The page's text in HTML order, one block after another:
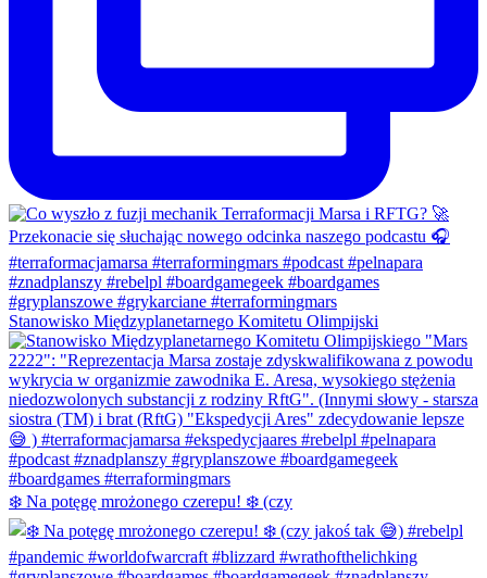
Stanowisko Międzyplanetarnego Komitetu Olimpijski
❄️ Na potęgę mrożonego czerepu! ❄️ (czy